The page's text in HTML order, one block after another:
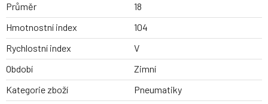
Průměr
18
Hmotnostní index
104
Rychlostní index
V
Období
Zimní
Kategorie zboží
Pneumatiky